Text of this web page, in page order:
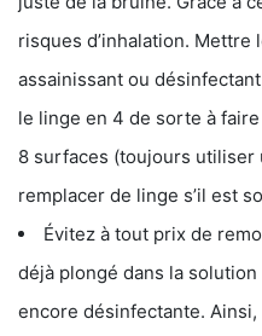
risques d’inhalation. Mettre
assainissant ou
le linge en 4 de sorte à
8 surfaces (toujours utiliser
remplacer de linge s’il est
Évitez à tout prix de
déjà plongé dans la
encore désinfectante.